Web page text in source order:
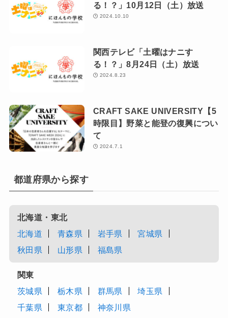
る！？」10月12日（土）放送
2024.10.10
関西テレビ「土曜はナニす
る！？」8月24日（土）放送
2024.8.23
CRAFT SAKE UNIVERSITY【5
時限目】野菜と能登の復興につい
て
2024.7.1
都道府県から探す
北海道・東北
北海道
青森県 岩手県
宮城県
秋田県
山形県 福島県
関東
茨城県
栃木県 群馬県
埼玉県
千葉県
東京都 神奈川県